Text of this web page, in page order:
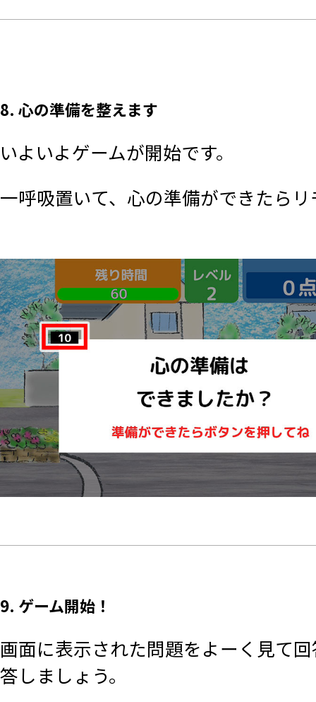
8. 心の準備を整えます
いよいよゲームが開始です。
一呼吸置いて、心の準備ができたら
9. ゲーム開始！
画面に表示された問題をよーく見て
答しましょう。